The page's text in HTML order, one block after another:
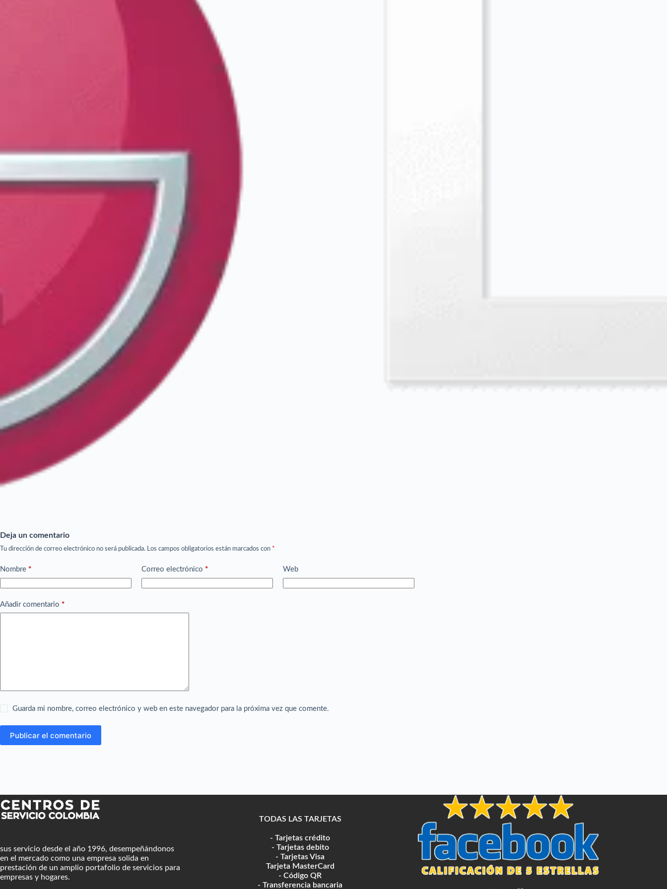
Deja un comentario
Tu dirección de correo electrónico no será publicada. Los campos obligatorios están marcados con *
Nombre * Correo electrónico * Web
Añadir comentario *
Guarda mi nombre, correo electrónico y web en este navegador para la próxima vez que comente.
Publicar el comentario
sus servicio desde el año 1996, desempeñándonos
en el mercado como una empresa solida en
prestación de un amplio portafolio de servicios para
empresas y hogares.
TODAS LAS TARJETAS
- Tarjetas crédito
- Tarjetas debito
- Tarjetas Visa
Tarjeta MasterCard
- Código QR
- Transferencia bancaria